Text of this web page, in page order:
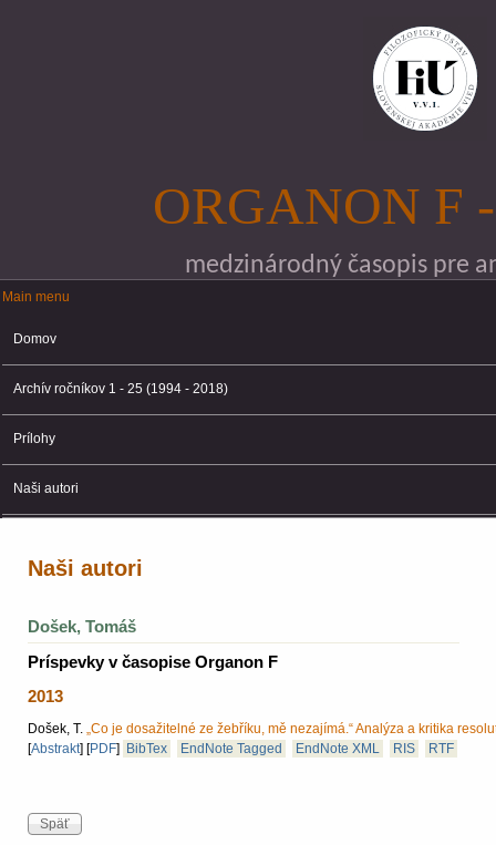
ORGANON F
medzinárodný časopis pre
Main menu
Main menu
Domov
Archív ročníkov 1 - 25 (1994 - 2018)
Prílohy
Naši autori
Naši autori
Došek, Tomáš
Príspevky v časopise Organon F
2013
Došek, T. „Co je dosažitelné ze žebříku, mě nezajímá.“ Analýza a kritika
[Abstrakt] [PDF] BibTex EndNote Tagged EndNote XML RIS RTF